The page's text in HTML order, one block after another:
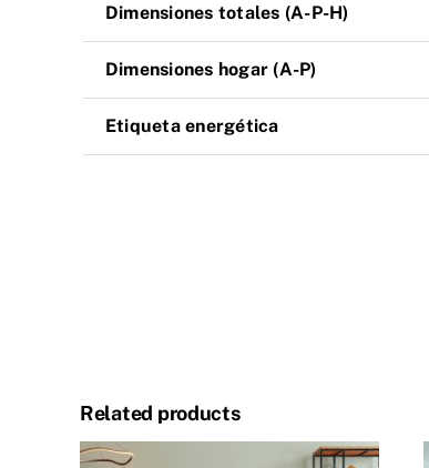
Dimensiones totales (A-P-H)
Dimensiones hogar (A-P)
Etiqueta energética
Related products